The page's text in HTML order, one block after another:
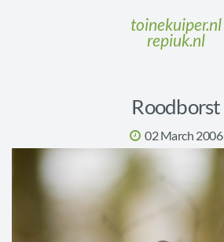
toinekuiper.nl
repiuk.nl
Roodborst
02 March 2006